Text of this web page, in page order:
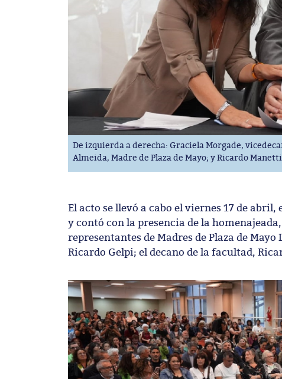
De izquierda a derecha: Graciela Morgade,
Almeida, Madre de Plaza de Mayo; y Ricardo
El acto se llevó a cabo el viernes 17 de
y contó con la presencia de la
representantes de Madres de Plaza de
Ricardo Gelpi; el decano de la facultad,